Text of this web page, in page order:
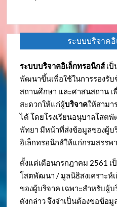
ระบบบริจาค
ระบบบริจาคอิเล็กทรอนิกส์เป็
พัฒนาขึ้นเพื่อใช้ในการรองรั
สถานศึกษา และศาสนสถาน เ
สะดวกให้แก่ผู้บริจาคให้สามา
ได้ โดยโรงเรียนอนุบาลโสต
พัทยา มีหน้าที่ส่งข้อมูลของผู้บ
อิเล็กทรอนิกส์ให้แก่กรมสรรพ
ตั้งแต่เดือนกรกฎาคม 2561 เ
โสตพัฒนา / มูลนิธิสงเคราะห์
ของผู้บริจาค เฉพาะสำหรับผู้
ดังกล่าว จึงจำเป็นต้องขอข้อ